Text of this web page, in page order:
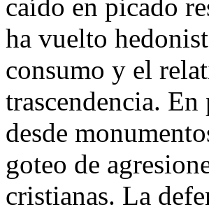
caído en picado
ha vuelto
consumo y el
trascendencia.
desde
goteo de
cristianas. La